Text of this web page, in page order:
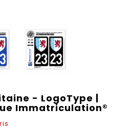
- LogoType |
Immatriculation®